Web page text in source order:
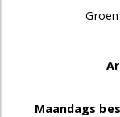
Maandags